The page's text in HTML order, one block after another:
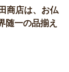
商店は、 お仏
随一の品揃え